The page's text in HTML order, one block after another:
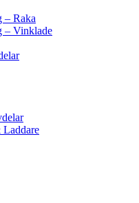
– Raka
– Vinklade
Laddare